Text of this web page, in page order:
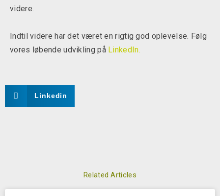
videre.
Indtil videre har det været en rigtig god oplevelse. Følg
vores løbende udvikling på LinkedIn.
Linkedin
Related Articles